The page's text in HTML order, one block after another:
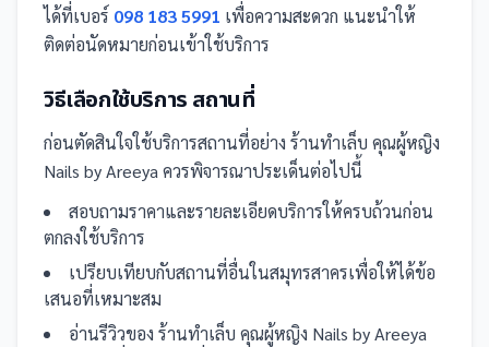
ได้ที่เบอร์ 098 183 5991 เพื่อความสะดวก แนะนำให้
ติดต่อนัดหมายก่อนเข้าใช้บริการ
วิธีเลือกใช้บริการ สถานที่
ก่อนตัดสินใจใช้บริการสถานที่อย่าง ร้านทำเล็บ คุณผู้หญิง
Nails by Areeya ควรพิจารณาประเด็นต่อไปนี้
สอบถามราคาและรายละเอียดบริการให้ครบถ้วนก่อน
ตกลงใช้บริการ
เปรียบเทียบกับสถานที่อื่นในสมุทรสาครเพื่อให้ได้ข้อ
เสนอที่เหมาะสม
อ่านรีวิวของ ร้านทำเล็บ คุณผู้หญิง Nails by Areeya